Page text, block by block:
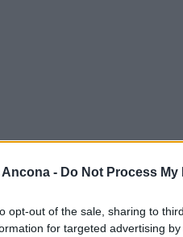
- Do Not Process
opt-out of the sale, sharing to
for targeted advertising
della 27enne.
alla ragazza,
dei quali si potrebbero accertare